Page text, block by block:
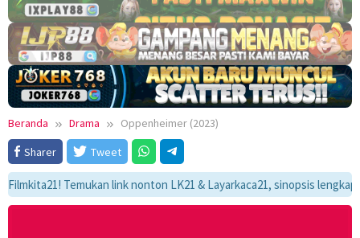
Beranda Drama
Oppenheimer (2023)
Sharer
Tweet
Temukan link nonton LK21 & Layarkaca21, sinopsis lengkap,